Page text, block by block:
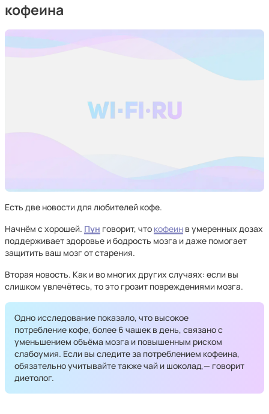
кофеина
Есть две новости для любителей кофе.
Начнём с хорошей. Пун говорит, что кофеин в умеренных дозах
поддерживает здоровье и бодрость мозга и даже помогает
защитить ваш мозг от старения.
Вторая новость. Как и во многих других случаях: если вы
слишком увлечётесь, то это грозит повреждениями мозга.
Одно исследование показало, что высокое
потребление кофе, более 6 чашек в день, связано с
уменьшением объёма мозга и повышенным риском
слабоумия. Если вы следите за потреблением кофеина,
обязательно учитывайте также чай и шоколад,— говорит
диетолог.